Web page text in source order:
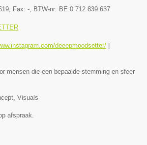
, Fax: - , BTW-nr: BE 0 712 839 637
deeepmoodsetter/
mensen die een bepaalde stemming en sfeer
Visuals
afspraak.